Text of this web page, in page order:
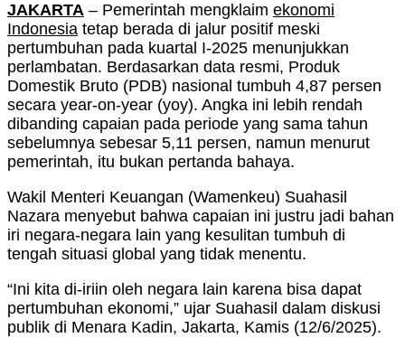
JAKARTA – Pemerintah mengklaim ekonomi
Indonesia tetap berada di jalur positif meski
pertumbuhan pada kuartal I-2025 menunjukkan
perlambatan. Berdasarkan data resmi, Produk
Domestik Bruto (PDB) nasional tumbuh 4,87 persen
secara year-on-year (yoy). Angka ini lebih rendah
dibanding capaian pada periode yang sama tahun
sebelumnya sebesar 5,11 persen, namun menurut
pemerintah, itu bukan pertanda bahaya.
Wakil Menteri Keuangan (Wamenkeu) Suahasil
Nazara menyebut bahwa capaian ini justru jadi bahan
iri negara-negara lain yang kesulitan tumbuh di
tengah situasi global yang tidak menentu.
“Ini kita di-iriin oleh negara lain karena bisa dapat
pertumbuhan ekonomi,” ujar Suahasil dalam diskusi
publik di Menara Kadin, Jakarta, Kamis (12/6/2025).